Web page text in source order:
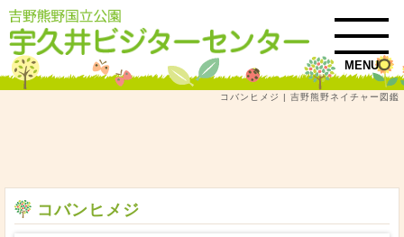
MENU
コバンヒメジ | 吉野熊野ネイチャー図鑑
コバンヒメジ